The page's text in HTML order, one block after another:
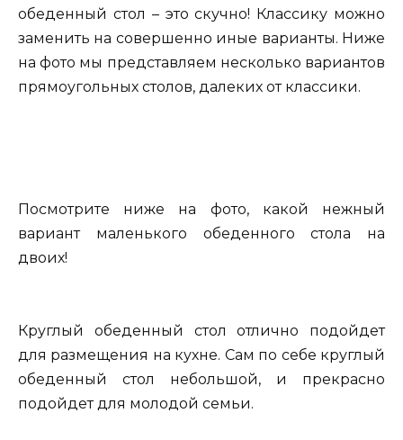
обеденный стол – это скучно! Классику можно
заменить на совершенно иные варианты. Ниже
на фото мы представляем несколько вариантов
прямоугольных столов, далеких от классики.
Посмотрите ниже на фото, какой нежный
вариант маленького обеденного стола на
двоих!
Круглый обеденный стол отлично подойдет
для размещения на кухне. Сам по себе круглый
обеденный стол небольшой, и прекрасно
подойдет для молодой семьи.